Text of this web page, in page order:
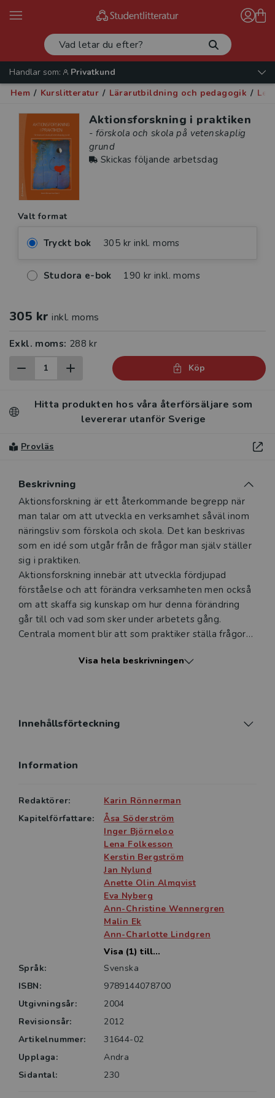
Handlar som:
Privatkund
Hem / Kurslitteratur / Lärarutbildning och pedagogik /
Aktionsforskning i praktiken
- förskola och skola på vetenskaplig
grund
Skickas följande arbetsdag
Valt format
Tryckt bok 305 kr inkl. moms
Studora e-bok 190 kr inkl. moms
305 kr inkl. moms
Exkl. moms: 288 kr
Köp
Hitta produkten hos våra återförsäljare som
levererar utanför Sverige
Provläs
Beskrivning
Beskrivning
Aktionsforskning är ett återkommande begrepp när
man talar om att utveckla en verksamhet såväl inom
näringsliv som förskola och skola. Det kan beskrivas
som en idé som utgår från de frågor man själv ställer
sig i praktiken.
Aktionsforskning innebär att utveckla fördjupad
förståelse och att förändra verksamheten men också
om att skaffa sig kunskap om hur denna förändring
går till och vad som sker under arbetets gång.
Centrala moment blir att som praktiker ställa frågor
och reflektera över vad som sker. Det blir alltså en
vetenskaplig grund.
grundskola och gymnasium.
studenter i lärarutbildning, lärare i
kompetensutveckling, skolledare i olika verksamheter
Visa hela beskrivningen
Innehållsförteckning
Information
Redaktörer:
Karin Rönnerman
Kapitelförfattare:
Åsa Söderström
Inger Björneloo
Lena Folkesson
Kerstin Bergström
Jan Nylund
Anette Olin Almqvist
Eva Nyberg
Ann-Christine Wennergren
Malin Ek
Ann-Charlotte Lindgren
Visa (1) till...
Språk:
Svenska
ISBN:
9789144078700
Utgivningsår:
2004
Revisionsår:
2012
Artikelnummer:
31644-02
Upplaga:
Andra
Sidantal:
230